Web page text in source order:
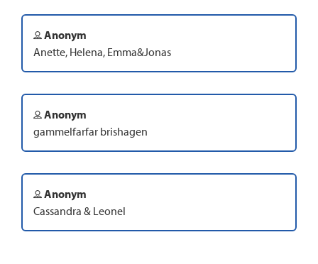
Anonym
Anette, Helena, Emma&Jonas
Anonym
gammelfarfar brishagen
Anonym
Cassandra & Leonel